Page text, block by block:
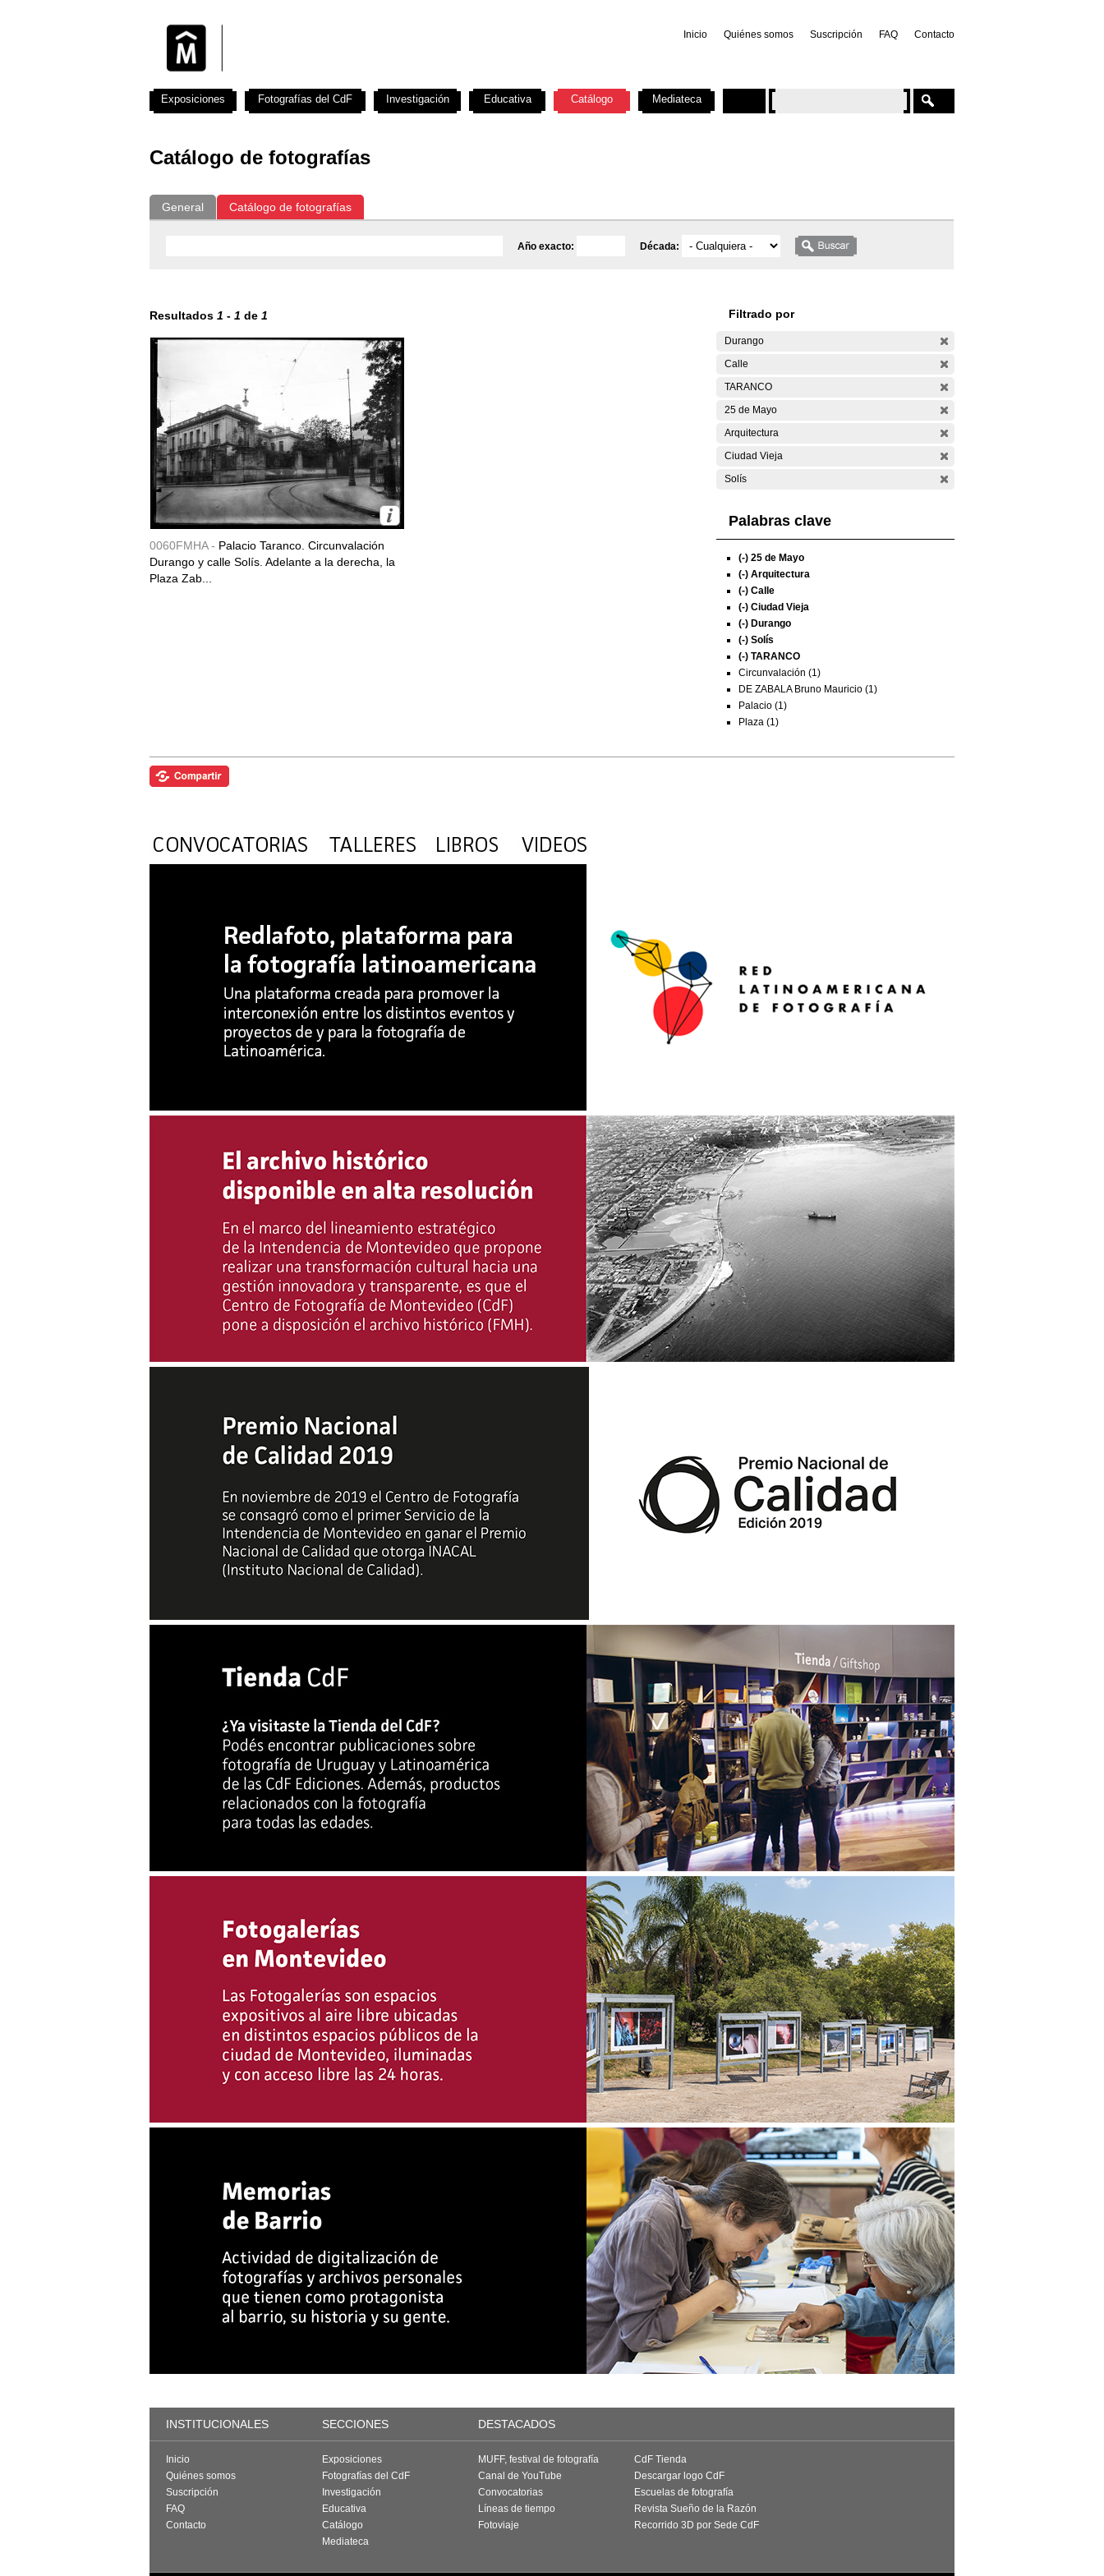
Inicio Quiénes somos Suscripción FAQ Contacto
Catálogo de fotografías
General Catálogo de fotografías
Año exacto: Década:
Resultados 1 - 1 de 1
0060FMHA - Palacio Taranco. Circunvalación
Durango y calle Solís. Adelante a la derecha, la
Plaza Zab...
Filtrado por
Durango
Calle
TARANCO
25 de Mayo
Arquitectura
Ciudad Vieja
Solís
Palabras clave
(-) 25 de Mayo
(-) Arquitectura
(-) Calle
(-) Ciudad Vieja
(-) Durango
(-) Solís
(-) TARANCO
Circunvalación (1)
DE ZABALA Bruno Mauricio (1)
Palacio (1)
Plaza (1)
Exposiciones Fotografías del CdF Investigación Educativa Catálogo Mediateca
INSTITUCIONALES SECCIONES DESTACADOS
Inicio
Quiénes somos
Suscripción
FAQ
Contacto
Exposiciones
Fotografías del CdF
Investigación
Educativa
Catálogo
Mediateca
MUFF, festival de fotografía
Canal de YouTube
Convocatorias
Líneas de tiempo
Fotoviaje
CdF Tienda
Descargar logo CdF
Escuelas de fotografía
Revista Sueño de la Razón
Recorrido 3D por Sede CdF